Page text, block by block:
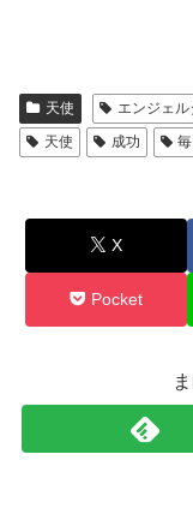
天使 エンジェ
天使
成功 毎
X
Pocket